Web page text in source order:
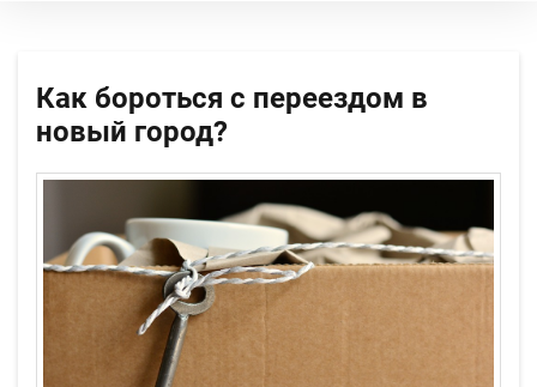
Как бороться с переездом в
новый город?